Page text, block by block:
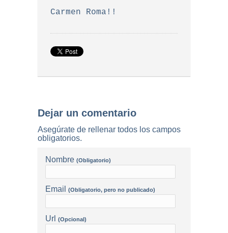
Carmen Roma!!
Dejar un comentario
Asegúrate de rellenar todos los campos
obligatorios.
Nombre (Obligatorio)
Email (Obligatorio, pero no publicado)
Url (Opcional)